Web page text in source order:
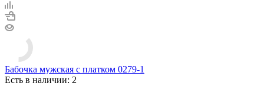
Бабочка мужская с платком 0279-1
Есть в наличии: 2